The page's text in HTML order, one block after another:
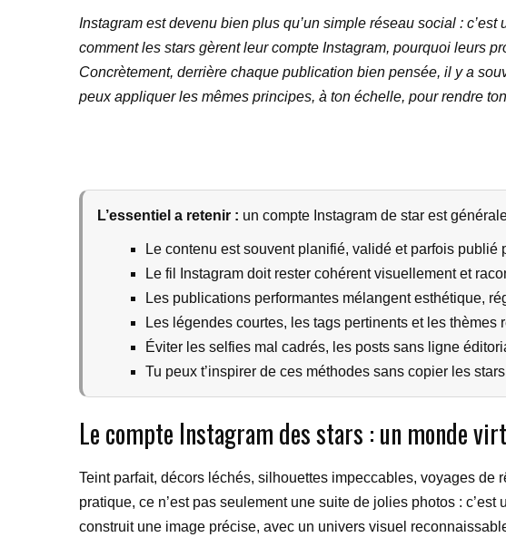
Instagram est devenu bien plus qu’un simple réseau social :
comment les stars gèrent leur compte Instagram, pourquoi leurs
Concrètement, derrière chaque publication bien pensée, il y a
peux appliquer les mêmes principes, à ton échelle, pour rendre
L’essentiel a retenir : un compte Instagram de star est
Le contenu est souvent planifié, validé et parfois publié
Le fil Instagram doit rester cohérent visuellement et
Les publications performantes mélangent esthétique,
Les légendes courtes, les tags pertinents et les thèmes
Éviter les selfies mal cadrés, les posts sans ligne
Tu peux t’inspirer de ces méthodes sans copier les
Le compte Instagram des stars : un monde
Teint parfait, décors léchés, silhouettes impeccables, voyages
pratique, ce n’est pas seulement une suite de jolies photos :
construit une image précise, avec un univers visuel